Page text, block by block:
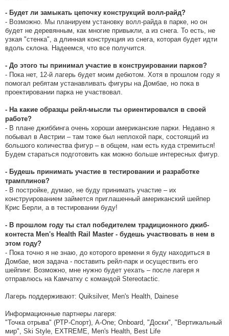
- Будет ли замыкать цепочку конструкций волл-райд?
- Возможно. Мы планируем установку волл-райда в парке, но он
будет не деревянным, как многие привыкли, а из снега. То есть, не
узкая "стенка", а длинная конструкция из снега, которая будет идти
вдоль склона. Надеемся, что все получится.
- До этого ты принимал участие в конструировании парков?
- Пока нет, 12-й лагерь будет моим дебютом. Хотя в прошлом году я
помогал ребятам устанавливать фигуры на Домбае, но пока в
проектировании парка не участвовал.
- На какие образцы рейл-мысли ты ориентировался в своей
работе?
- В плане джиббинга очень хороши американские парки. Недавно я
побывал в Австрии – там тоже был неплохой парк, состоящий из
большого количества фигур – в общем, нам есть куда стремиться!
Будем стараться подготовить как можно больше интересных фигур.
- Будешь принимать участие в тестировании и разработке
трамплинов?
- В постройке, думаю, не буду принимать участие – их
конструированием займется приглашенный американский шейпер
Крис Берли, а в тестировании буду!
- В прошлом году ты стал победителем традиционного джиб-
контеста Men's Health Rail Master - будешь участвовать в нем в
этом году?
- Пока точно я не знаю, до которого времени я буду находиться в
Домбае, моя задача - поставить рейл-парк и осуществить его
шейпинг. Возможно, мне нужно будет уехать – после лагеря я
отправлюсь на Камчатку с командой Stereotactic.
Лагерь поддерживают: Quiksilver, Men's Health, Dainese
Информационные партнеры лагеря:
"Точка отрыва" (РТР-Спорт), A-One; Onboard, "Доски", "Вертикальный
мир", Ski Style, EXTREME, Men's Health, Best Life